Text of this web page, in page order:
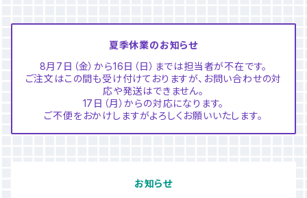
夏季休業のお知らせ
8月7日（金）から16日（日）までは担当者が不在です。
ご注文はこの間も受け付けておりますが、お問い合わせの対
応や発送はできません。
17日（月）からの対応になります。
ご不便をおかけしますがよろしくお願いいたします。
お知らせ